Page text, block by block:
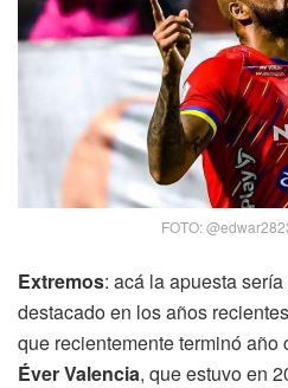
FOTO:
Extremos: acá la apuesta
destacado en los años
que recientemente terminó año
Éver Valencia, que estuvo en